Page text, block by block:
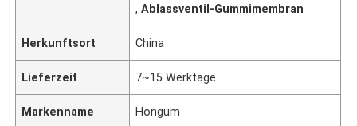
,Ablassventil-Gummimembran
Herkunftsort China
Lieferzeit 7~15 Werktage
Markenname Hongum